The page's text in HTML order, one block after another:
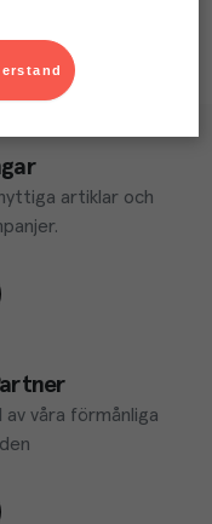
artiklar och
av våra förmånliga